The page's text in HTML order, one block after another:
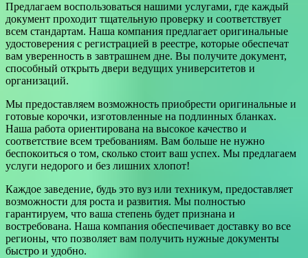
Предлагаем воспользоваться нашими услугами, где каждый
документ проходит тщательную проверку и соответствует
всем стандартам. Наша компания предлагает оригинальные
удостоверения с регистрацией в реестре, которые обеспечат
вам уверенность в завтрашнем дне. Вы получите документ,
способный открыть двери ведущих университетов и
организаций.
Мы предоставляем возможность приобрести оригинальные и
готовые корочки, изготовленные на подлинных бланках.
Наша работа ориентирована на высокое качество и
соответствие всем требованиям. Вам больше не нужно
беспокоиться о том, сколько стоит ваш успех. Мы предлагаем
услуги недорого и без лишних хлопот!
Каждое заведение, будь это вуз или техникум, предоставляет
возможности для роста и развития. Мы полностью
гарантируем, что ваша степень будет признана и
востребована. Наша компания обеспечивает доставку во все
регионы, что позволяет вам получить нужные документы
быстро и удобно.